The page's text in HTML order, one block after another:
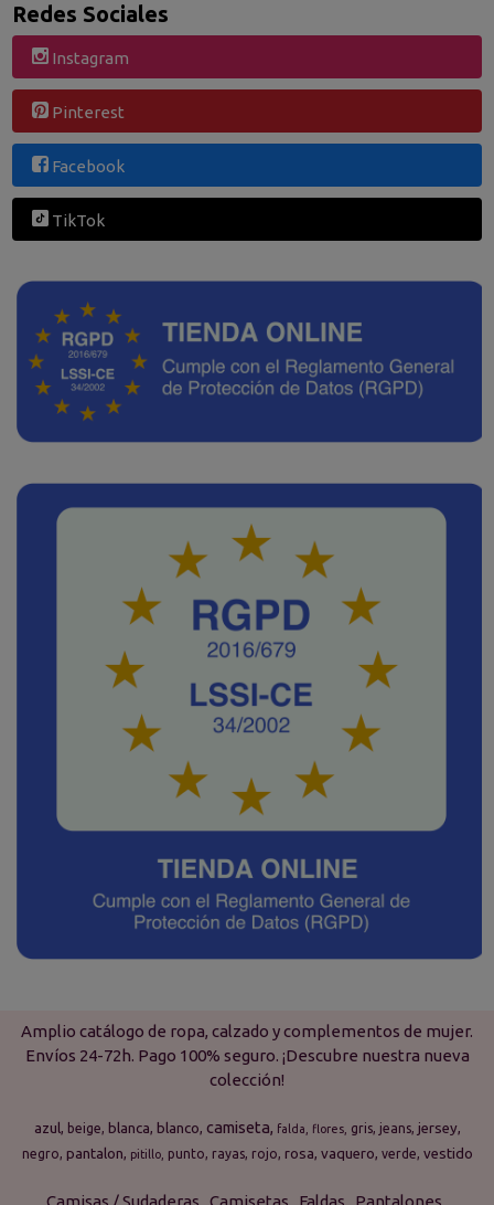
Redes Sociales
Instagram
Pinterest
Facebook
TikTok
Amplio catálogo de ropa, calzado y complementos de mujer.
Envíos 24-72h. Pago 100% seguro. ¡Descubre nuestra nueva
colección!
azul beige blanca blanco camiseta falda flores gris jeans jersey
negro pantalon pitillo punto rayas rojo rosa vaquero verde vestido